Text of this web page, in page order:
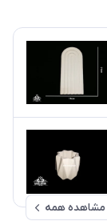
مشاهده همه